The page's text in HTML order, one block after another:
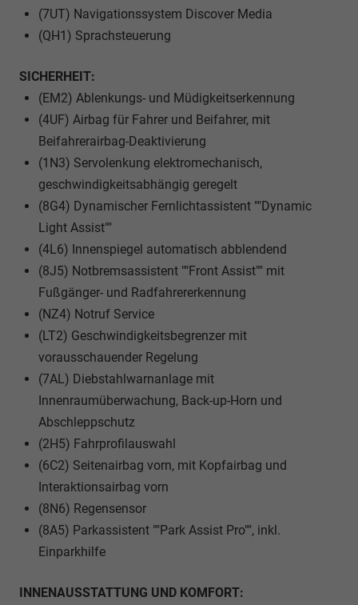
(7UT) Navigationssystem Discover Media
(QH1) Sprachsteuerung
SICHERHEIT:
(EM2) Ablenkungs- und Müdigkeitserkennung
(4UF) Airbag für Fahrer und Beifahrer, mit
Beifahrerairbag-Deaktivierung
(1N3) Servolenkung elektromechanisch,
geschwindigkeitsabhängig geregelt
(8G4) Dynamischer Fernlichtassistent ""Dynamic
Light Assist""
(4L6) Innenspiegel automatisch abblendend
(8J5) Notbremsassistent ""Front Assist"" mit
Fußgänger- und Radfahrererkennung
(NZ4) Notruf Service
(LT2) Geschwindigkeitsbegrenzer mit
vorausschauender Regelung
(7AL) Diebstahlwarnanlage mit
Innenraumüberwachung, Back-up-Horn und
Abschleppschutz
(2H5) Fahrprofilauswahl
(6C2) Seitenairbag vorn, mit Kopfairbag und
Interaktionsairbag vorn
(8N6) Regensensor
(8A5) Parkassistent ""Park Assist Pro"", inkl.
Einparkhilfe
INNENAUSSTATTUNG UND KOMFORT: